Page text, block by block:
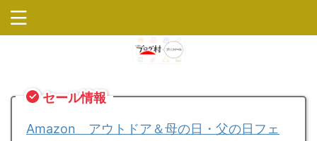
セール情報
Amazon アウトドア＆母の日・父の日フェ